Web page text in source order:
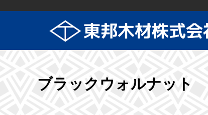
ブラックウォルナット